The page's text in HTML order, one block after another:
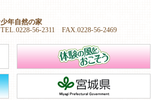
年自然の家
56-2311 FAX.0228-56-2469